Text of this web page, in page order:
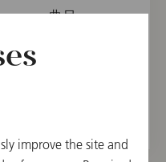
曲目
Bartholdy,
improve the site and